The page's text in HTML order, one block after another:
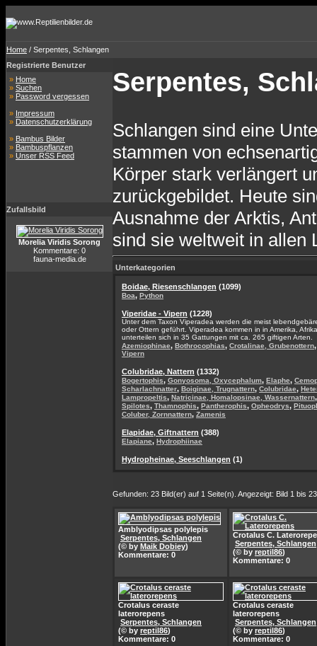
Home / Serpentes, Schlangen
Registrierte Benutzer
» Home
» Suchen
» Password vergessen
» Impressum
» Datenschutzerklärung
» Bambus Bilder
» Bambuspflanzen
» Unser RSS Feed
Zufallsbild
Morelia Viridis Sorong
Kommentare: 0
fauna-media.de
Serpentes,
Schlangen sind eine
stammen von
Körper stark verlängert
zurückgebildet. Heute
Ausnahme der Arktis,
sind sie weltweit in allen
Unterkategorien
Boidae, Riesenschlangen (1099)
Boa, Python
Viperidae - Vipern (1228)
Unter dem Taxon Viperadea werden die meist
oder Ottern geführt. Viperadea kommen in in Amerika,
unterteilen sich in 35 Gattungen mit ca. 265 giftigen Arten.
Azemiophinae, Bothrocophias, Crotalinae, Grubenottern
Vipern
Colubridae, Nattern (1332)
Bogertophis, Gonyosoma, Oxycephalum, Elaphe,
Scharlachnatter, Boiginae, Trugnattern, Colubridae,
Lampropeltis, Natricinae, Homalopsinae, Wassernattern
Spilotes, Thamnophis, Pantherophis, Opheodrys,
Coluber, Zornnattern, Zamenis
Elapidae, Giftnattern (388)
Elapiane, Hydrophiinae
Hydropheinae, Seeschlangen (1)
Gefunden: 23 Bild(er) auf 1 Seite(n). Angezeigt: Bild 1 bis
Amblyodipsas polylepis
Serpentes, Schlangen
(© by Maik Dobiey)
Kommentare: 0
Crotalus C.
Serpentes, Schlangen
(© by reptil86)
Kommentare: 0
Crotalus ceraste
laterorepens
Serpentes, Schlangen
(© by reptil86)
Kommentare: 0
Crotalus ceraste
laterorepens
Serpentes, Schlangen
(© by reptil86)
Kommentare: 0